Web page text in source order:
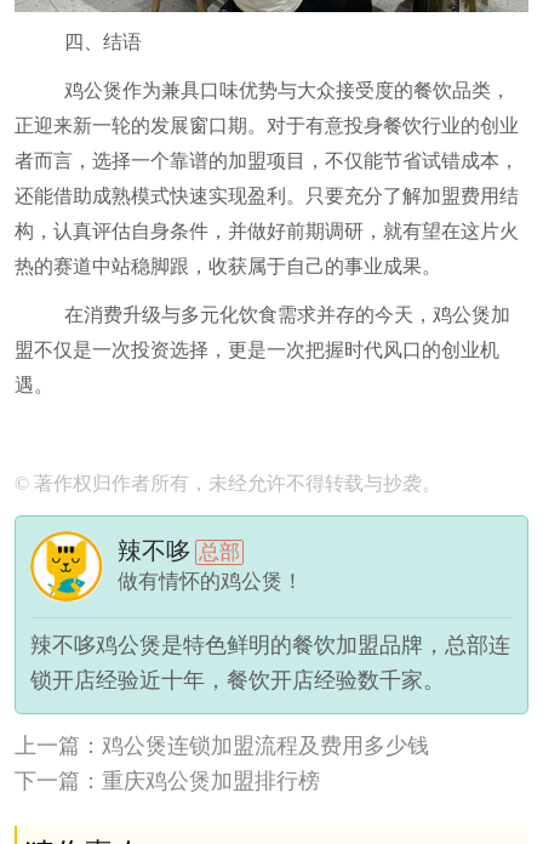
四、结语
鸡公煲作为兼具口味优势与大众接受度的餐饮品类，
正迎来新一轮的发展窗口期。对于有意投身餐饮行业的创业
者而言，选择一个靠谱的加盟项目，不仅能节省试错成本，
还能借助成熟模式快速实现盈利。只要充分了解加盟费用结
构，认真评估自身条件，并做好前期调研，就有望在这片火
热的赛道中站稳脚跟，收获属于自己的事业成果。
在消费升级与多元化饮食需求并存的今天，鸡公煲加
盟不仅是一次投资选择，更是一次把握时代风口的创业机
遇。
© 著作权归作者所有，未经允许不得转载与抄袭。
辣不哆 总部
做有情怀的鸡公煲！
辣不哆鸡公煲是特色鲜明的餐饮加盟品牌，总部连
锁开店经验近十年，餐饮开店经验数千家。
上一篇：鸡公煲连锁加盟流程及费用多少钱
下一篇：重庆鸡公煲加盟排行榜